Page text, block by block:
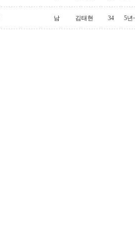
남 김태현 34 5년